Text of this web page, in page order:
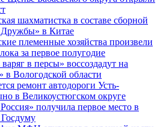
шахматистка в составе сборной
Дружбы» в Китае
племенные хозяйства произвели
за первое полугодие
в персы» воссоздадут на
в Вологодской области
ремонт автодороги Усть-
в Великоустюгском округе
получила первое место в